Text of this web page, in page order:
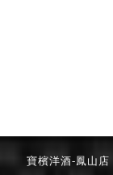
寶檳洋酒-鳳山店